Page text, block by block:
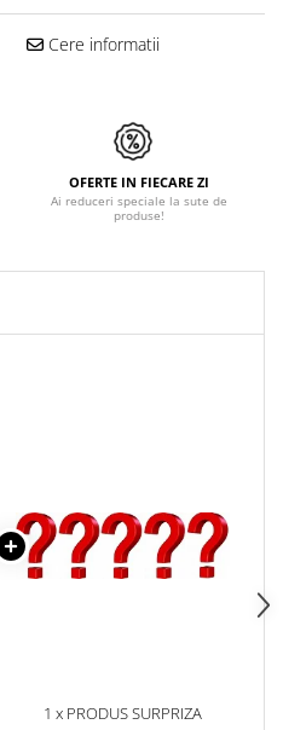
Cere informatii
OFERTE IN FIECARE ZI
Ai reduceri speciale la sute de
produse!
1 x PRODUS SURPRIZA